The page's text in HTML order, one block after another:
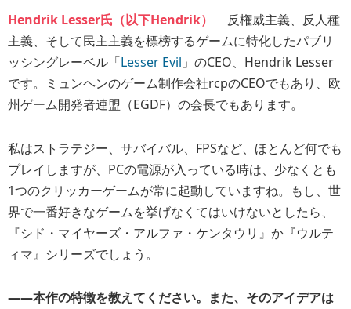
Hendrik Lesser氏（以下Hendrik）
反権威主義、反人種
主義、そして民主主義を標榜するゲームに特化したパブリ
ッシングレーベル「Lesser Evil 」のCEO、Hendrik Lesser
です。ミュンヘンのゲーム制作会社rcpのCEOでもあり、欧
州ゲーム開発者連盟（EGDF）の会長でもあります。
私はストラテジー、サバイバル、FPSなど、ほとんど何でも
プレイしますが、PCの電源が入っている時は、少なくとも
1つのクリッカーゲームが常に起動していますね。もし、世
界で一番好きなゲームを挙げなくてはいけないとしたら、
『シド・マイヤーズ・アルファ・ケンタウリ』か『ウルテ
ィマ』シリーズでしょう。
――本作の特徴を教えてください。また、そのアイデアは